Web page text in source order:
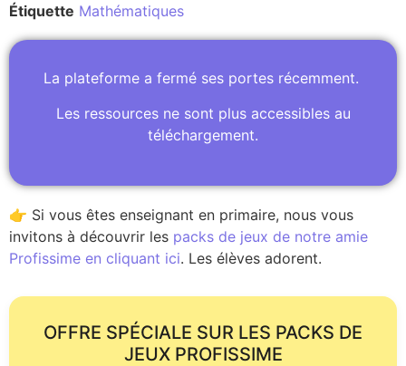
Étiquette Mathématiques
La plateforme a fermé ses portes récemment.
Les ressources ne sont plus accessibles au
téléchargement.
👉 Si vous êtes enseignant en primaire, nous vous
invitons à découvrir les packs de jeux de notre amie
Profissime en cliquant ici. Les élèves adorent.
OFFRE SPÉCIALE SUR LES PACKS DE
JEUX PROFISSIME